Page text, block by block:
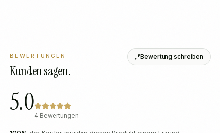
BEWERTUNGEN
Kunden sagen.
Bewertung schreiben
5.04 Bewertungen